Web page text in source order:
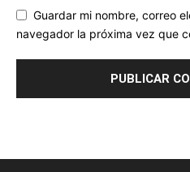
Guardar mi nombre, correo
navegador la próxima vez que